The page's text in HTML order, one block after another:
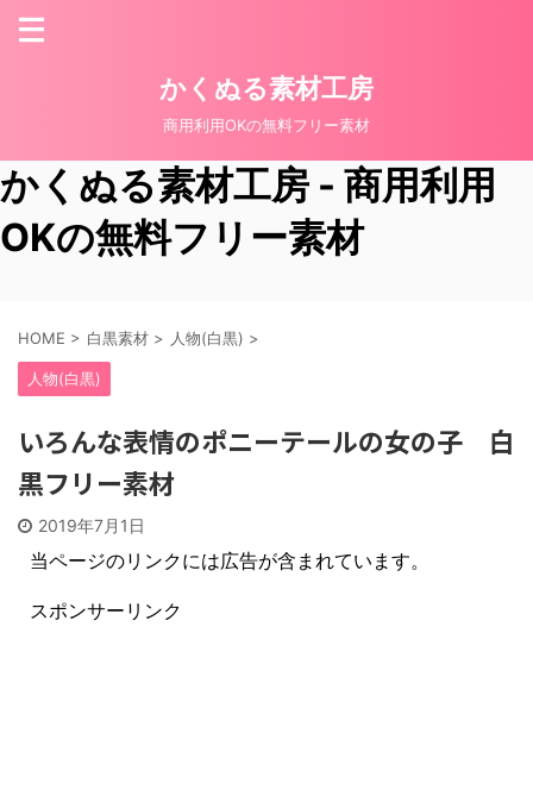
かくぬる素材工房
商用利用OKの無料フリー素材
かくぬる素材工房 - 商用利用
OKの無料フリー素材
HOME > 白黒素材 > 人物(白黒) >
人物(白黒)
いろんな表情のポニーテールの女の子 白
黒フリー素材
2019年7月1日
当ページのリンクには広告が含まれています。
スポンサーリンク